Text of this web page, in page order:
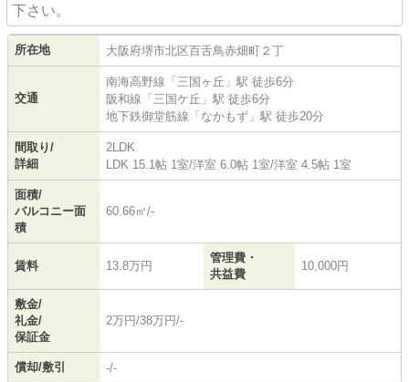
下さい。
所在地 大阪府堺市北区百舌鳥赤畑町 ２丁
交通
南海高野線 「 三国ヶ丘 」駅 徒歩6分
阪和線 「 三国ケ丘 」駅 徒歩6分
地下鉄御堂筋線 「 なかもず 」駅 徒歩20分
間取り/
詳細
2LDK
LDK 15.1帖 1室/洋室 6.0帖 1室/洋室 4.5帖 1室
面積/
バルコニー面
積
60.66㎡/-
賃料 13.8万円
管理費・
共益費
10,000円
敷金/
礼金/
保証金
2万円/38万円/-
償却/敷引 -/-